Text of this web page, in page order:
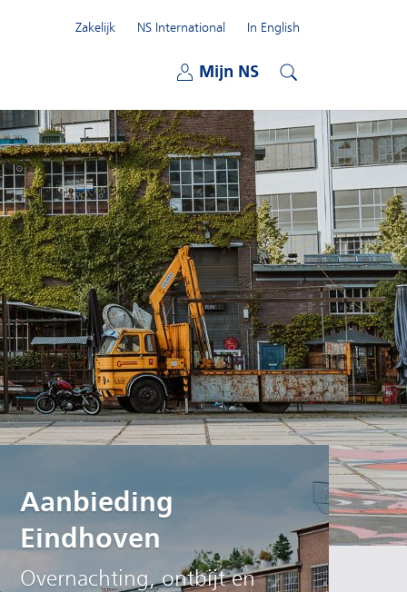
Mijn NS
Zakelijk
NS International
In English
Aanbieding
Eindhoven
Overnachting, ontbijt en